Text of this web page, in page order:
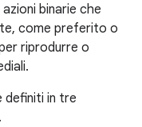
binarie che
come preferito o
riprodurre o
definiti in tre